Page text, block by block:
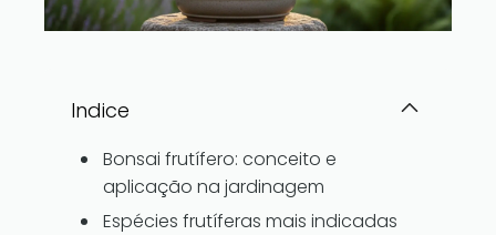
Indice
Bonsai frutífero: conceito e
aplicação na jardinagem
Espécies frutíferas mais indicadas